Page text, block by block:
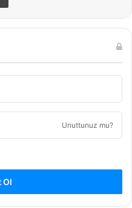
Unuttunuz mu?
Ol